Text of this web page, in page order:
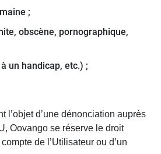
;
obscène, pornographique,
un handicap, etc.) ;
l’objet d’une dénonciation auprès
Oovango se réserve le droit
de l’Utilisateur ou d’un